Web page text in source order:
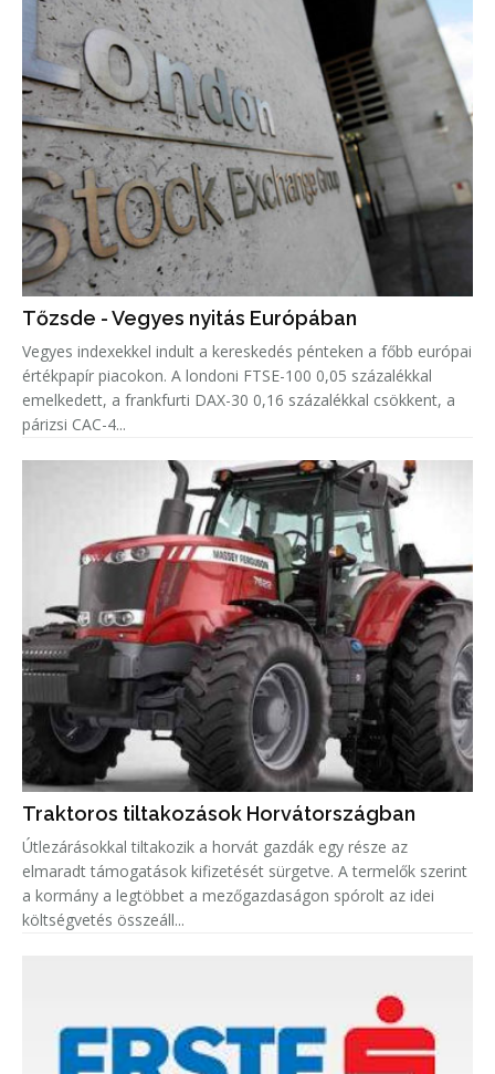
Tőzsde - Vegyes nyitás Európában
Vegyes indexekkel indult a kereskedés pénteken a főbb európai
értékpapír piacokon. A londoni FTSE-100 0,05 százalékkal
emelkedett, a frankfurti DAX-30 0,16 százalékkal csökkent, a
párizsi CAC-4...
Traktoros tiltakozások Horvátországban
Útlezárásokkal tiltakozik a horvát gazdák egy része az
elmaradt támogatások kifizetését sürgetve. A termelők szerint
a kormány a legtöbbet a mezőgazdaságon spórolt az idei
költségvetés összeáll...